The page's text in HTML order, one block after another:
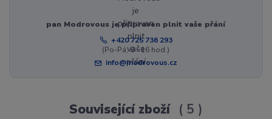
pan Modrovous je připraven plnit vaše přání
+420 725 736 293
(Po-Pá, 8 - 16 hod.)
info@modrovous.cz
Související zboží 5